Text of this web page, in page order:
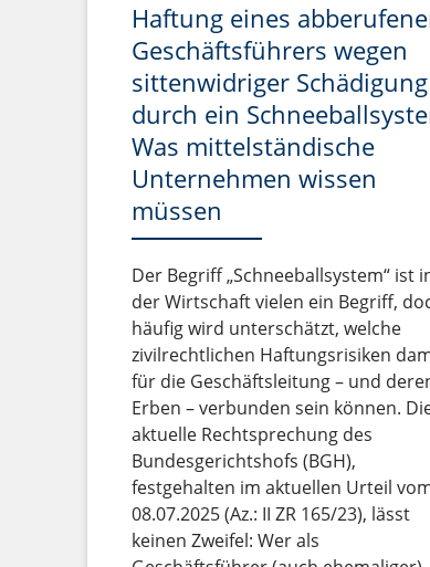
Haftung eines
Geschäftsführers wegen
sittenwidriger Schädigung
durch ein
Was mittelständische
Unternehmen wissen
müssen
Der Begriff „Schneeballsystem“ ist
der Wirtschaft vielen ein Begriff,
häufig wird unterschätzt, welche
zivilrechtlichen Haftungsrisiken
für die Geschäftsleitung – und
Erben – verbunden sein können.
aktuelle Rechtsprechung des
Bundesgerichtshofs (BGH),
festgehalten im aktuellen Urteil
08.07.2025 (Az.: II ZR 165/23), lässt
keinen Zweifel: Wer als